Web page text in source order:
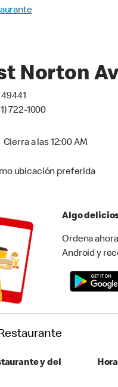
Norton
722-1000
Cierra a las 12:00 AM
ubicación preferida
Algo
Ordena
Android y
y del